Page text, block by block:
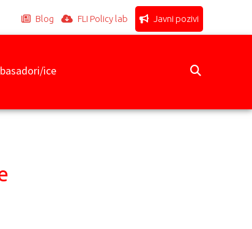
Blog FLI Policy lab Javni pozivi
ice